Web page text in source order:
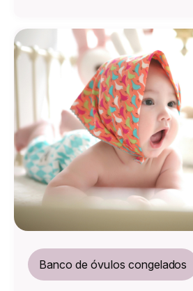
Banco de óvulos congelados